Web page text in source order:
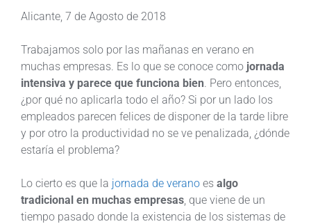
Alicante, 7 de Agosto de 2018
Trabajamos solo por las mañanas en verano en
muchas empresas. Es lo que se conoce como jornada
intensiva y parece que funciona bien. Pero entonces,
¿por qué no aplicarla todo el año? Si por un lado los
empleados parecen felices de disponer de la tarde libre
y por otro la productividad no se ve penalizada, ¿dónde
estaría el problema?
Lo cierto es que la jornada de verano es algo
tradicional en muchas empresas , que viene de un
tiempo pasado donde la existencia de los sistemas de